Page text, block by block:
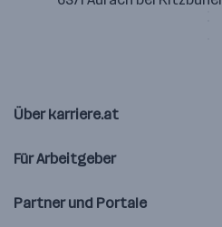
Über karriere.at
Für Arbeitgeber
Partner und Portale